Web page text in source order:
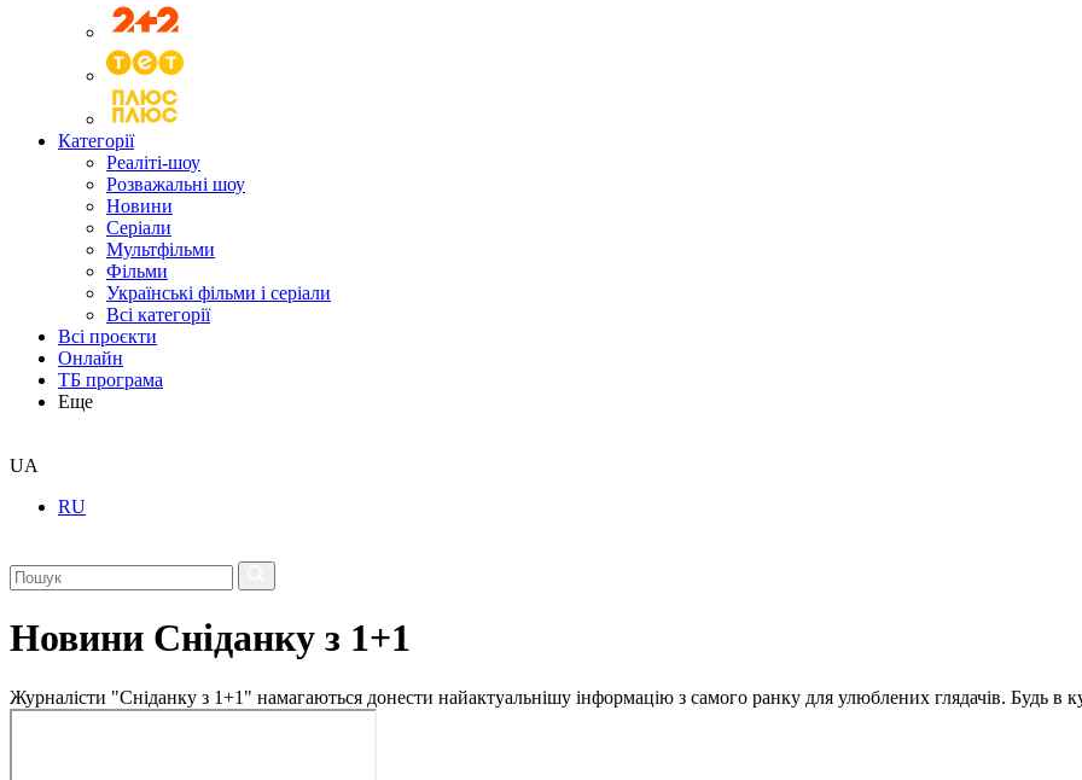
Категорії
Реаліті-шоу
Розважальні шоу
Новини
Серіали
Мультфільми
Фільми
Українські фільми і серіали
Всі категорії
Всі проєкти
Онлайн
ТБ програма
Еще
UA
RU
Новини Сніданку з 1+1
Журналісти "Сніданку з 1+1" намагаються донести найактуальнішу інформацію з самого ранку для улюблених глядачів. Будь в